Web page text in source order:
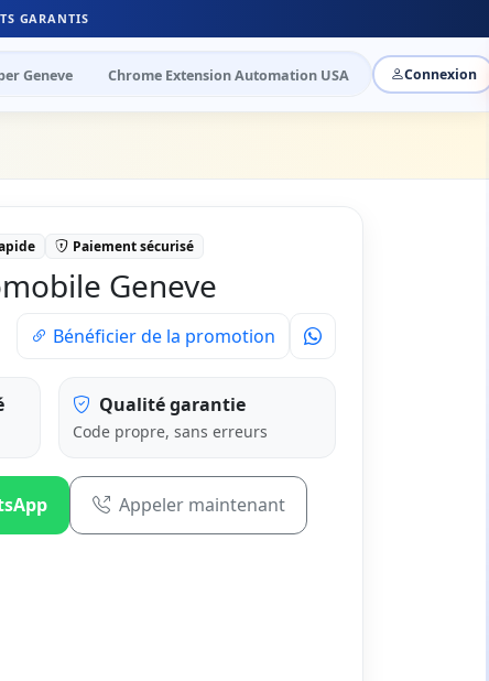
GARANTIS
Geneve Chrome Extension Automation USA Connexion
Paiement sécurisé
Geneve
Bénéficier de la promotion
Qualité garantie
Code propre, sans erreurs
Appeler maintenant